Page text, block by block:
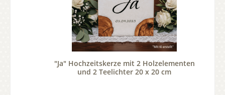
"Ja" Hochzeitskerze mit 2 Holzelementen
und 2 Teelichter 20 x 20 cm